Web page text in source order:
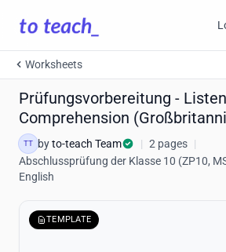
Worksheets
Prüfungsvorbereitung -
Comprehension
TT byto-teach Team | 2 pages |
Abschlussprüfung der Klasse 10 (ZP10,
English
TEMPLATE